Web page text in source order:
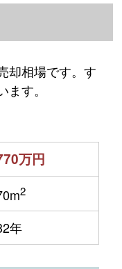
却情報（2023
却相場です。す
す。
万円
2
年